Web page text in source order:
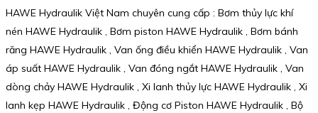
HAWE Hydraulik Việt Nam chuyên cung cấp : Bơm thủy lực khí
nén HAWE Hydraulik , Bơm piston HAWE Hydraulik , Bơm bánh
răng HAWE Hydraulik , Van ống điều khiển HAWE Hydraulik , Van
áp suất HAWE Hydraulik , Van đóng ngắt HAWE Hydraulik , Van
dòng chảy HAWE Hydraulik , Xi lanh thủy lực HAWE Hydraulik , Xi
lanh kẹp HAWE Hydraulik , Động cơ Piston HAWE Hydraulik , Bộ